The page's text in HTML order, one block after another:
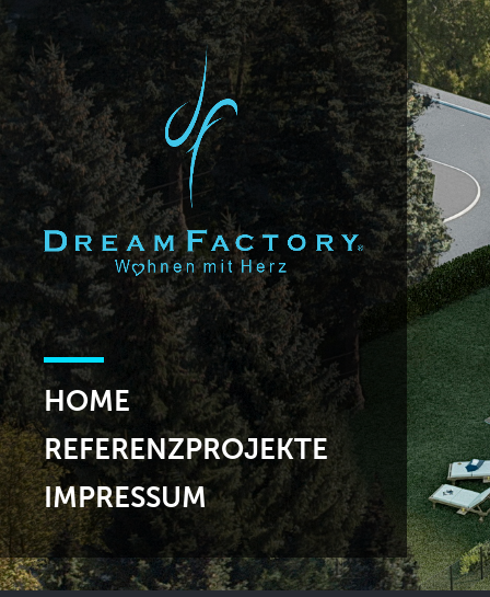
HOME
REFERENZPROJEKTE
IMPRESSUM